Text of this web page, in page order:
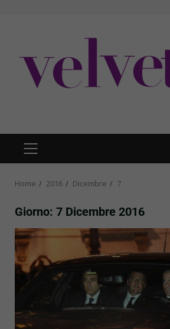
PRIMARY
MENU
Home 2016 Dicembre 7
Giorno: 7 Dicembre 2016